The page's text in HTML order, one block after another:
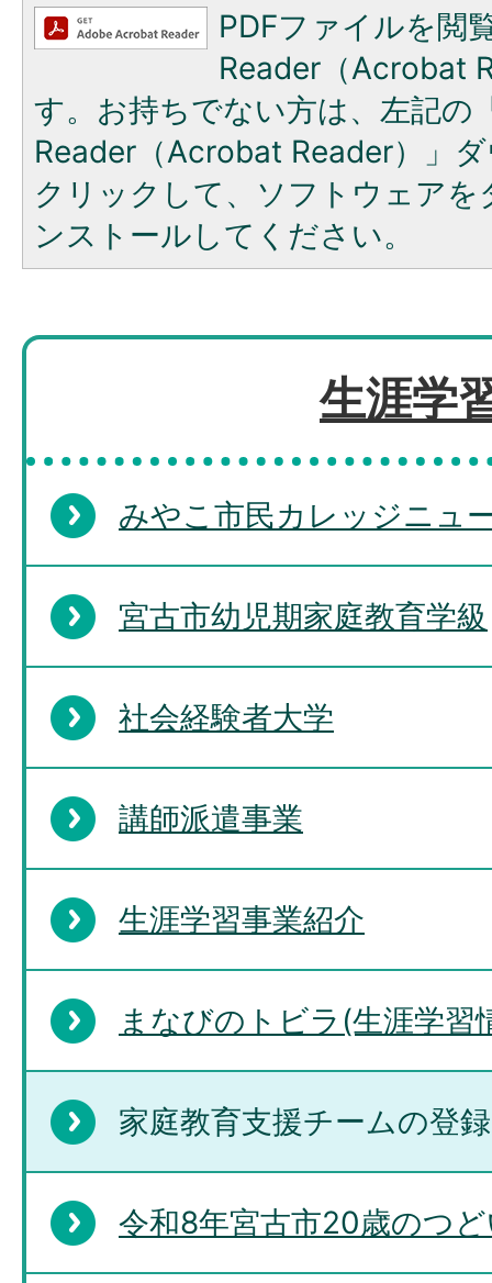
PDFファイルを閲
Reader（Acrobat
す。お持ちでない方は、左記の
Reader（Acrobat Reader）」
クリックして、ソフトウェア
ンストールしてください。
生涯学
みやこ市民カレッジニュ
宮古市幼児期家庭教育学級
社会経験者大学
講師派遣事業
生涯学習事業紹介
まなびのトビラ(生涯学習
家庭教育支援チームの登
令和8年宮古市20歳のつ